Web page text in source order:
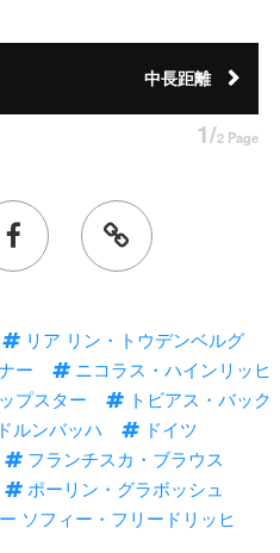
中長距離
1/2 Page
リア リン・トウデンベルグ
ー
ニコラス・ハインリッヒ
プスター
トビアス・バック
ルンバッハ
ドイツ
フランチスカ・ブラウス
ポーリン・グラボッシュ
ソフィー・フリードリッヒ